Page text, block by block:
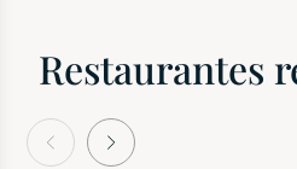
Restaurantes
Siguiente